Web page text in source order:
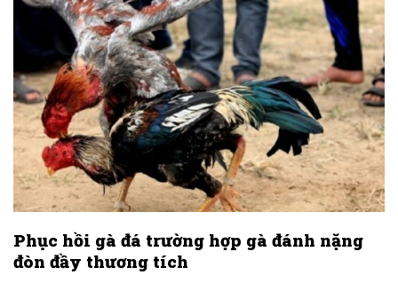
Phục hồi gà đá trường hợp gà đánh nặng
đòn đầy thương tích